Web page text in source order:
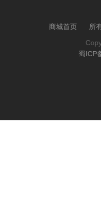
商城首页
所
蜀ICP